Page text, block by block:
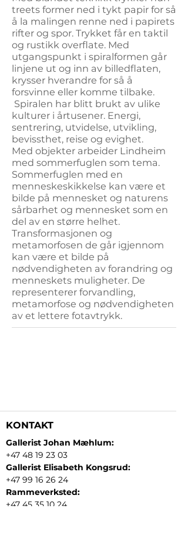
treets former ned i tykt papir for så
å la malingen renne ned i papirets
rifter og spor. Trykket får en taktil
og rustikk overflate. Med
utgangspunkt i spiralformen går
linjene ut og inn av billedflaten,
krysser hverandre for så å
forsvinne eller komme tilbake.
Spiralen har blitt brukt av ulike
kulturer i årtusener. Energi,
sentrering, utvidelse, utvikling,
bevissthet, reise og evighet.
Med objekter arbeider Lindheim
med sommerfuglen som tema.
Sommerfuglen med en
menneskeskikkelse kan være et
bilde på mennesket og naturens
sårbarhet og mennesket som en
del av en større helhet.
Transformasjonen og
metamorfosen de går igjennom
kan være et bilde på
nødvendigheten av forandring og
menneskets muligheter. De
representerer forvandling,
metamorfose og nødvendigheten
av et lettere fotavtrykk.
KONTAKT
Gallerist Johan Mæhlum:
+47 48 19 23 03
Gallerist Elisabeth Kongsrud:
+47 99 16 26 24
Rammeverksted:
+47 45 35 10 24